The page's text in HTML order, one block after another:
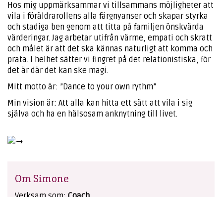
Hos mig uppmärksammar vi tillsammans möjligheter att
vila i föräldrarollens alla färgnyanser och skapar styrka
och stadiga ben genom att titta på familjen önskvärda
värderingar. Jag arbetar utifrån värme, empati och skratt
och målet är att det ska kännas naturligt att komma och
prata. I helhet sätter vi fingret på det relationistiska, för
det är där det kan ske magi.
Mitt motto är: ”Dance to your own rythm”
Min vision är: Att alla kan hitta ett sätt att vila i sig
själva och ha en hälsosam anknytning till livet.
Om Simone